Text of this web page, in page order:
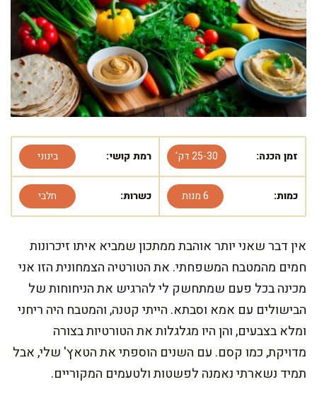
זמן הכנה: 25-30 דק' רמת קושי: בינוני
כמות: 6 מנות כשרות: חלבי
אין דבר שאני יותר אוהבת ממתכון שמביא איתו זיכרונות
חמים מהמטבח המשפחתי. את הטורטיה הצמחונית הזו אני
מכינה בכל פעם שמתחשק לי להרגיש את הניחוחות של
הבישולים עם אמא וסבתא. הייתי קטנה, והמטבח היה ריחני
ומלא בצבעים, והן היו מגלגלות את הטורטיות בצורה
מדויקת, כמו קסם. עם השנים הוספתי את הטאץ' שלי, אבל
תמיד נשארתי נאמנה לפשטות ולטעמים המקוריים.